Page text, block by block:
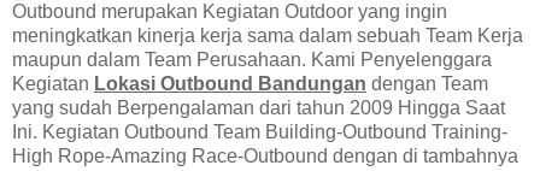
Outbound merupakan Kegiatan Outdoor yang ingin
meningkatkan kinerja kerja sama dalam sebuah Team Kerja
maupun dalam Team Perusahaan. Kami Penyelenggara
Kegiatan Lokasi Outbound Bandungan dengan Team
yang sudah Berpengalaman dari tahun 2009 Hingga Saat
Ini. Kegiatan Outbound Team Building-Outbound Training-
High Rope-Amazing Race-Outbound dengan di tambahnya